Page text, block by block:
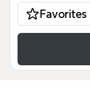
Favorites